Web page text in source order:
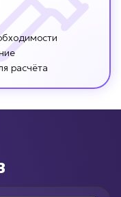
расчёта